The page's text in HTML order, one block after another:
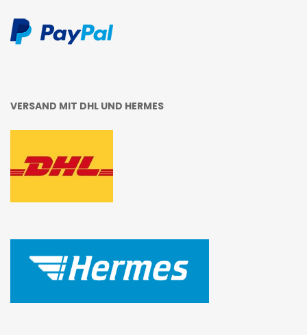
VERSAND MIT DHL UND HERMES